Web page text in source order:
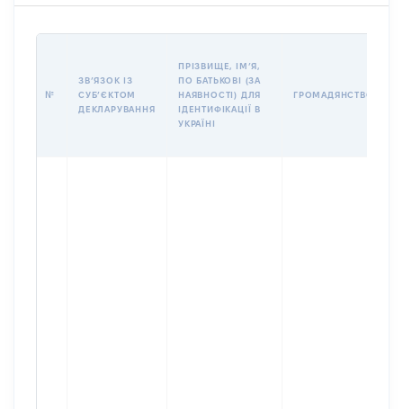
№
ЗВʼЯЗОК ІЗ
СУБʼЄКТОМ
ДЕКЛАРУВАННЯ
ПРІЗВИЩЕ, ІМʼЯ,
ПО БАТЬКОВІ (ЗА
НАЯВНОСТІ) ДЛЯ
ІДЕНТИФІКАЦІЇ В
УКРАЇНІ
ГРОМАДЯНСТВО